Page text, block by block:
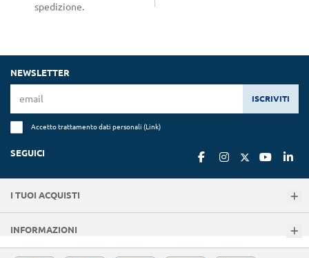
spedizione.
NEWSLETTER
ISCRIVITI
Accetto trattamento dati personali (Link)
SEGUICI
I TUOI ACQUISTI
INFORMAZIONI